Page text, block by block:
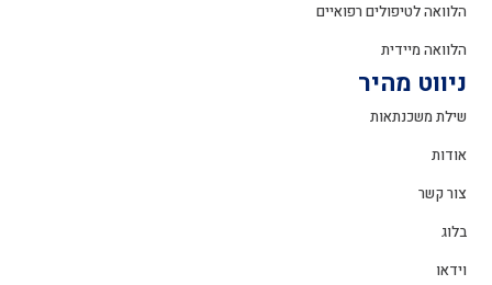
הלוואה לטיפולים רפואיים
הלוואה מיידית
ניווט מהיר
שילת משכנתאות
אודות
צור קשר
בלוג
וידאו